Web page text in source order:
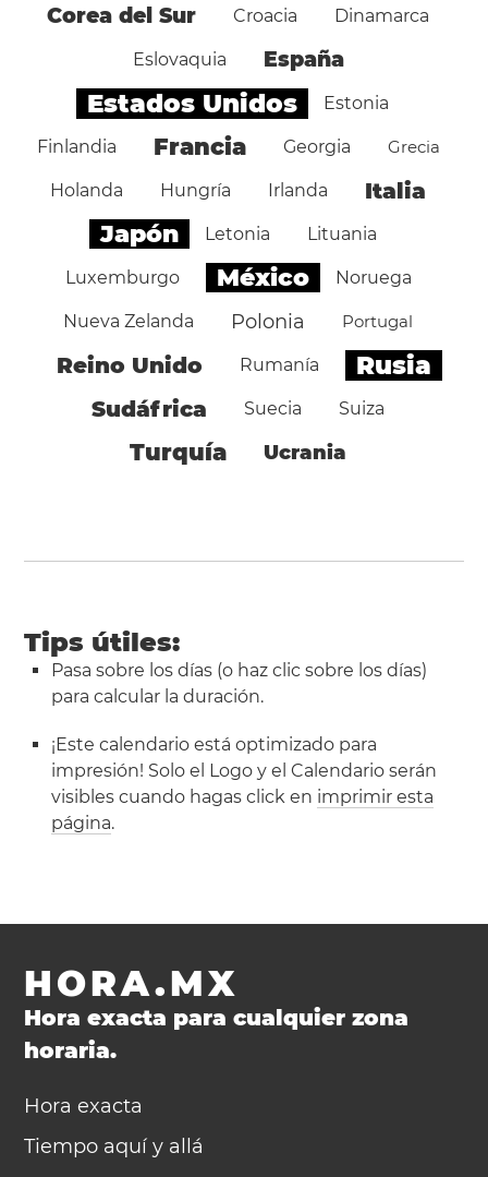
Corea del Sur Croacia Dinamarca
Eslovaquia España
Estados Unidos Estonia
Finlandia Francia Georgia Grecia
Holanda Hungría Irlanda Italia
Japón Letonia Lituania
Luxemburgo México Noruega
Nueva Zelanda Polonia Portugal
Reino Unido Rumanía Rusia
Sudáfrica Suecia Suiza
Turquía Ucrania
Tips útiles:
Pasa sobre los días (o haz clic sobre los días)
para calcular la duración.
¡Este calendario está optimizado para
impresión! Solo el Logo y el Calendario serán
visibles cuando hagas click en imprimir esta
página.
HORA.MX
Hora exacta para cualquier zona
horaria.
Hora exacta
Tiempo aquí y allá